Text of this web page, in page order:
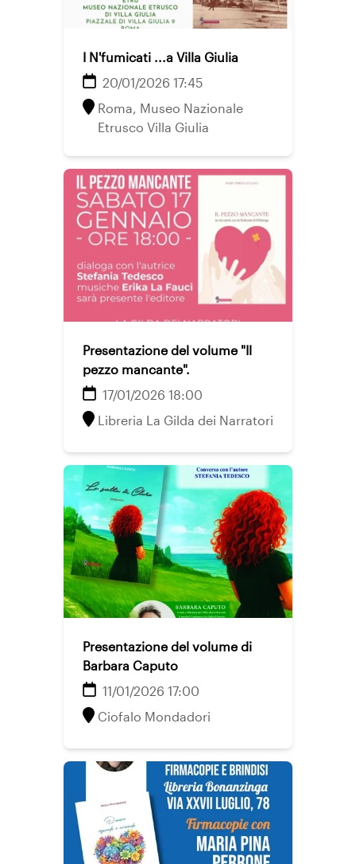
I N'fumicati ...a Villa Giulia
20/01/2026 17:45
Roma, Museo Nazionale
Etrusco Villa Giulia
Presentazione del volume "Il
pezzo mancante".
17/01/2026 18:00
Libreria La Gilda dei Narratori
Presentazione del volume di
Barbara Caputo
11/01/2026 17:00
Ciofalo Mondadori